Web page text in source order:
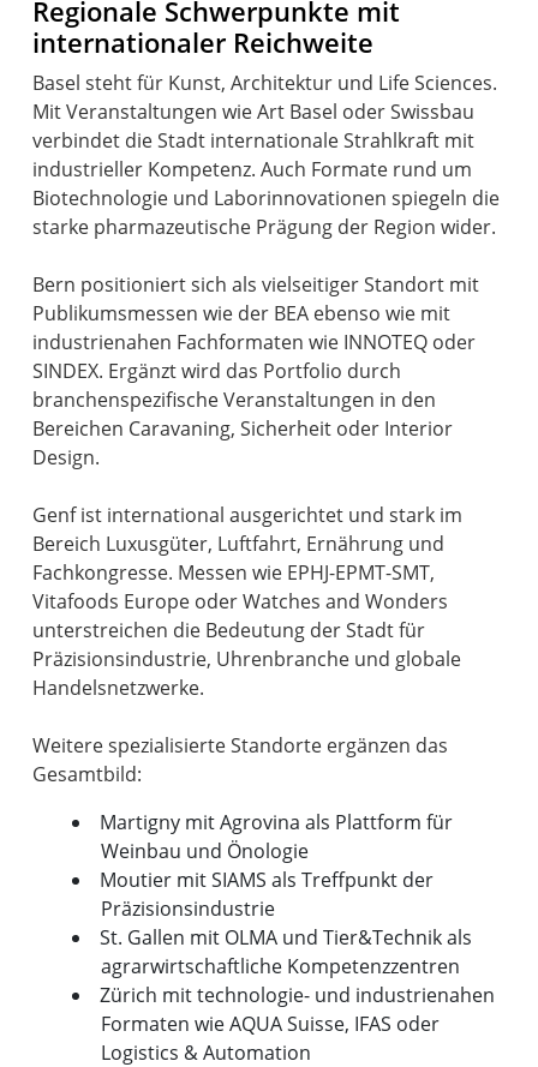
Regionale Schwerpunkte mit
internationaler Reichweite
Basel steht für Kunst, Architektur und Life Sciences.
Mit Veranstaltungen wie Art Basel oder Swissbau
verbindet die Stadt internationale Strahlkraft mit
industrieller Kompetenz. Auch Formate rund um
Biotechnologie und Laborinnovationen spiegeln die
starke pharmazeutische Prägung der Region wider.
Bern positioniert sich als vielseitiger Standort mit
Publikumsmessen wie der BEA ebenso wie mit
industrienahen Fachformaten wie INNOTEQ oder
SINDEX. Ergänzt wird das Portfolio durch
branchenspezifische Veranstaltungen in den
Bereichen Caravaning, Sicherheit oder Interior
Design.
Genf ist international ausgerichtet und stark im
Bereich Luxusgüter, Luftfahrt, Ernährung und
Fachkongresse. Messen wie EPHJ-EPMT-SMT,
Vitafoods Europe oder Watches and Wonders
unterstreichen die Bedeutung der Stadt für
Präzisionsindustrie, Uhrenbranche und globale
Handelsnetzwerke.
Weitere spezialisierte Standorte ergänzen das
Martigny mit Agrovina als Plattform für
Weinbau und Önologie
Moutier mit SIAMS als Treffpunkt der
Präzisionsindustrie
St. Gallen mit OLMA und Tier&Technik als
agrarwirtschaftliche Kompetenzzentren
Zürich mit technologie- und industrienahen
Formaten wie AQUA Suisse, IFAS oder
Logistics & Automation